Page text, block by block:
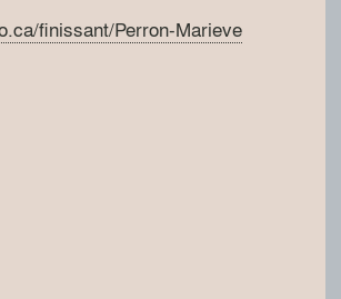
finissant/Perron-Marieve